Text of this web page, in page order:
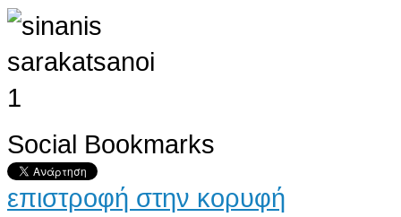
Social Bookmarks
επιστροφή στην κορυφή